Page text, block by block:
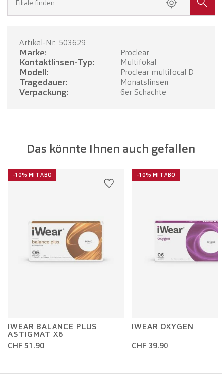
Filiale finden
Artikel-Nr.: 503629
Marke: Proclear
Kontaktlinsen-Typ: Multifokal
Modell: Proclear multifocal D
Tragedauer: Monatslinsen
Verpackung: 6er Schachtel
Das könnte Ihnen auch gefallen
-10% MIT ABO
IWEAR BALANCE PLUS
ASTIGMAT X6
CHF 51.90
-10% MIT ABO
IWEAR OXYGEN
CHF 39.90